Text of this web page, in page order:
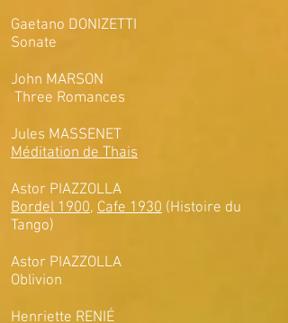
Gaetano DONIZETTI
Sonate
John MARSON
Three Romances
Jules MASSENET
Méditation de Thais
Astor PIAZZOLLA
Bordel 1900, Cafe 1930 (Histoire du
Tango)
Astor PIAZZOLLA
Oblivion
Henriette RENIÉ